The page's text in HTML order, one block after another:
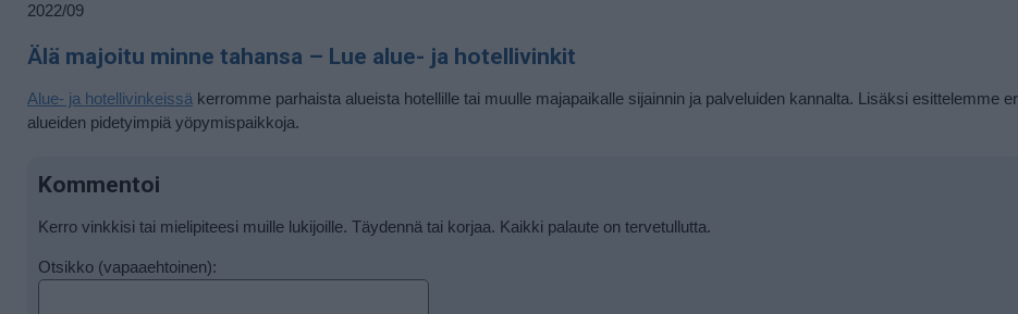
2022/09
Älä majoitu minne tahansa – Lue alue- ja hotellivinkit
Alue- ja hotellivinkeissä kerromme parhaista alueista hotellille tai muulle majapaikalle sijainnin ja palveluiden kannalta. Lisäksi esittelemme
alueiden pidetyimpiä yöpymispaikkoja.
Kommentoi
Kerro vinkkisi tai mielipiteesi muille lukijoille. Täydennä tai korjaa. Kaikki palaute on tervetullutta.
Otsikko (vapaaehtoinen):